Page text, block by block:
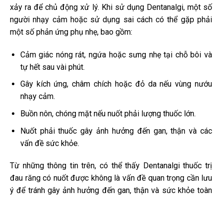
xảy ra để chủ động xử lý. Khi sử dụng Dentanalgi, một số
người nhạy cảm hoặc sử dụng sai cách có thể gặp phải
một số phản ứng phụ nhẹ, bao gồm:
Cảm giác nóng rát, ngứa hoặc sưng nhẹ tại chỗ bôi và
tự hết sau vài phút.
Gây kích ứng, châm chích hoặc đỏ da nếu vùng nướu
nhạy cảm.
Buồn nôn, chóng mặt nếu nuốt phải lượng thuốc lớn.
Nuốt phải thuốc gây ảnh hưởng đến gan, thận và các
vấn đề sức khỏe.
Từ những thông tin trên, có thể thấy Dentanalgi thuốc trị
đau răng có nuốt được không là vấn đề quan trọng cần lưu
ý để tránh gây ảnh hưởng đến gan, thận và sức khỏe toàn